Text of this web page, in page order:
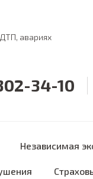
авариях
34-10
Независимая